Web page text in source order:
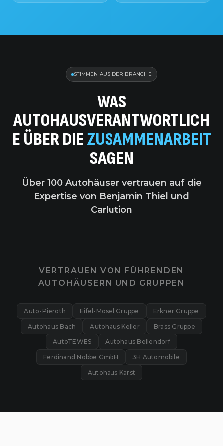
STIMMEN AUS DER BRANCHE
WAS
AUTOHAUSVERANTWORTLICH
E ÜBER DIEZUSAMMENARBEIT
SAGEN
Über 100 Autohäuser vertrauen auf die
Expertise von Benjamin Thiel und
Carlution
VERTRAUEN VON FÜHRENDEN
AUTOHÄUSERN UND GRUPPEN
Auto-Pieroth Eifel-Mosel Gruppe Erkner Gruppe
Autohaus Bach Autohaus Keller Brass Gruppe
AutoTEWES Autohaus Bellendorf
Ferdinand Nobbe GmbH 3H Automobile
Autohaus Karst